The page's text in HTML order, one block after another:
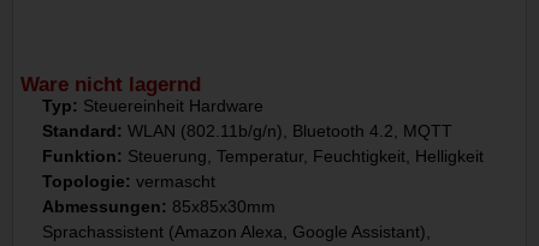
Ware nicht lagernd
Typ: Steuereinheit Hardware
Standard: WLAN (802.11b/g/n), Bluetooth 4.2, MQTT
Funktion: Steuerung, Temperatur, Feuchtigkeit, Helligkeit
Topologie: vermascht
Abmessungen: 85x85x30mm
Sprachassistent (Amazon Alexa, Google Assistant),